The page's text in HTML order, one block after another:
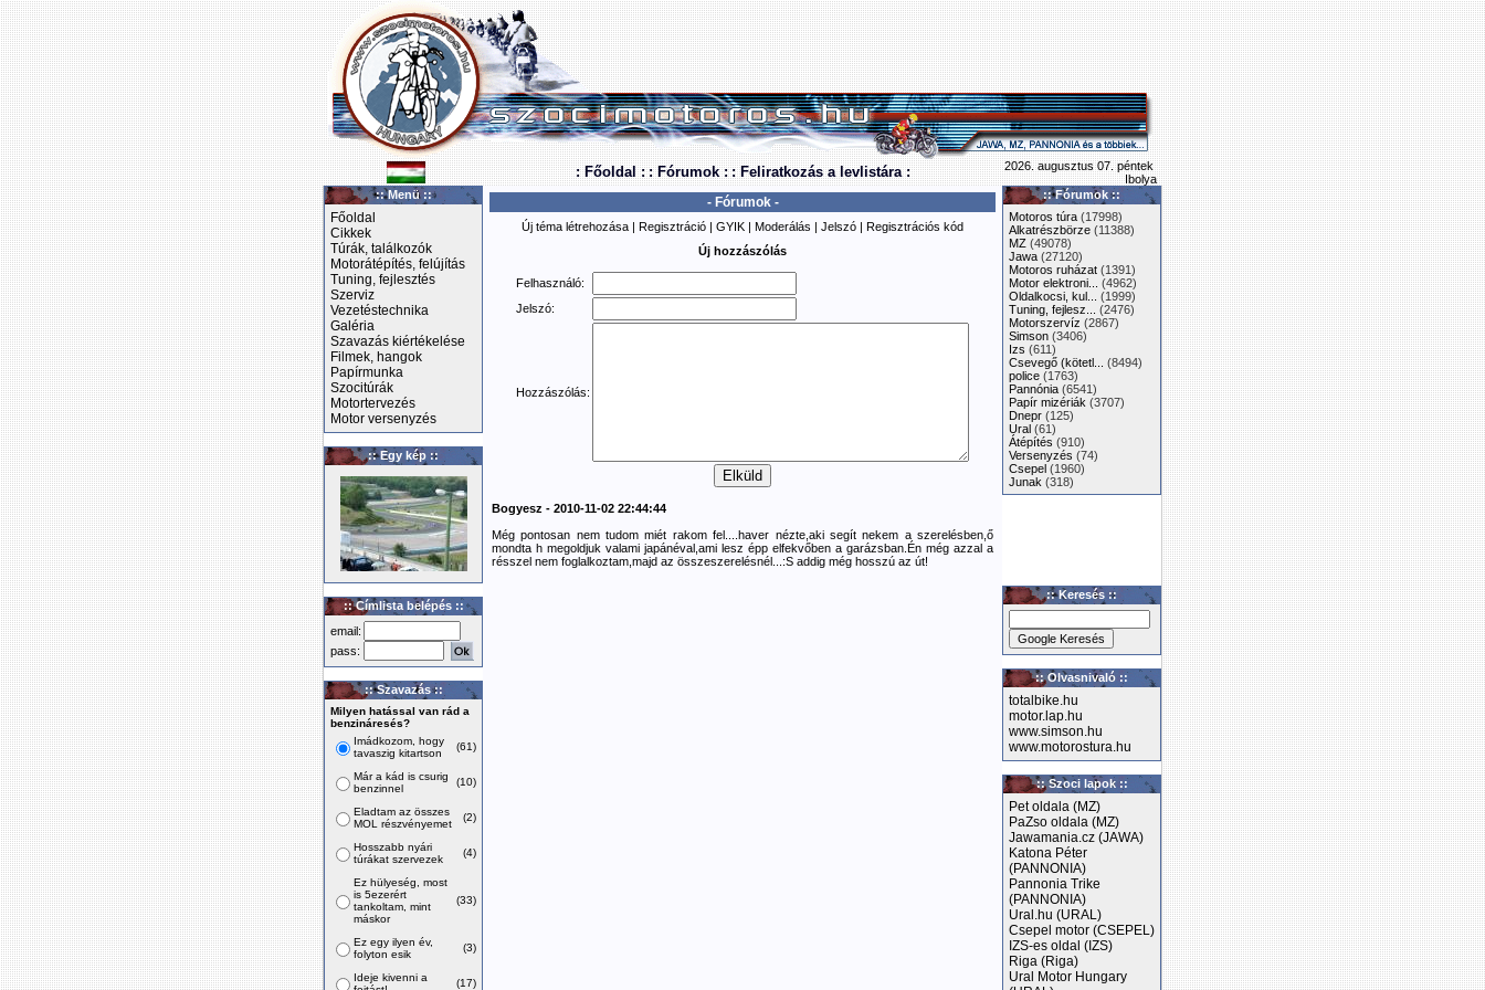
: Főoldal : : Fórumok : : Feliratkozás a levlistára :
2026. augusztus 07. péntek
Ibolya
:: Menü ::
Főoldal
Cikkek
Túrák, találkozók
Motorátépítés, felújítás
Tuning, fejlesztés
Szerviz
Vezetéstechnika
Galéria
Szavazás kiértékelése
Filmek, hangok
Papírmunka
Szocitúrák
Motortervezés
Motor versenyzés
:: Egy kép ::
:: Címlista belépés ::
email:
pass:
:: Szavazás ::
Milyen hatással van rád a
benzináresés?
Imádkozom, hogy
tavaszig kitartson
(61)
Már a kád is csurig
benzinnel
(10)
Eladtam az összes
MOL részvényemet
(2)
Hosszabb nyári
túrákat szervezek
(4)
Ez hülyeség, most
is 5ezerért
tankoltam, mint
máskor
(33)
Ez egy ilyen év,
folyton esik
(3)
Ideje kivenni a
(17)
- Fórumok -
Új téma létrehozása | Regisztráció | GYIK | Moderálás | Jelszó | Regisztrációs kód
Új hozzászólás
Felhasználó:
Jelszó:
Hozzászólás:
Bogyesz - 2010-11-02 22:44:44
Még pontosan nem tudom miét rakom fel....haver nézte,aki segít nekem a szerelésben,ő
mondta h megoldjuk valami japánéval,ami lesz épp elfekvőben a garázsban.Én még azzal a
résszel nem foglalkoztam,majd az összeszerelésnél...:S addig még hosszú az út!
:: Fórumok ::
Motoros túra (17998)
Alkatrészbörze (11388)
MZ (49078)
Jawa (27120)
Motoros ruházat (1391)
Motor elektroni...
(4962)
Oldalkocsi, kul...
(1999)
Tuning, fejlesz...
(2476)
Motorszervíz (2867)
Simson (3406)
Izs (611)
Csevegő (kötetl...
(8494)
police (1763)
Pannónia (6541)
Papír mizériák (3707)
Dnepr (125)
Ural (61)
Átépítés (910)
Versenyzés (74)
Csepel (1960)
Junak (318)
:: Keresés ::
:: Olvasnivaló ::
totalbike.hu
motor.lap.hu
www.simson.hu
www.motorostura.hu
:: Szoci lapok ::
Pet oldala (MZ)
PaZso oldala (MZ)
Jawamania.cz (JAWA)
Katona Péter
(PANNONIA)
Pannonia Trike
(PANNONIA)
Ural.hu (URAL)
Csepel motor (CSEPEL)
IZS-es oldal (IZS)
Riga (Riga)
Ural Motor Hungary